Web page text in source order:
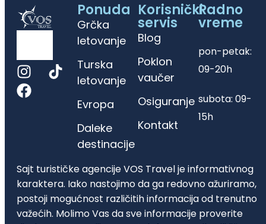
Ponuda
Grčka
letovanje
Turska
letovanje
Evropa
Daleke
destinacije
Korisnički
servis
Blog
Poklon
vaučer
Osiguranje
Kontakt
Radno
vreme
pon-petak:
09-20h
subota: 09-
15h
Sajt turističke agencije VOS Travel je informativnog
karaktera. Iako nastojimo da ga redovno ažuriramo,
postoji mogućnost različitih informacija od trenutno
važećih. Molimo Vas da sve informacije proverite